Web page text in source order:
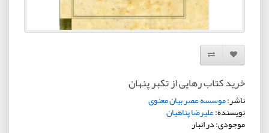
افزودن به لیست دلخواه
مقایسه این محصول
خرید کتاب رهایی از تکبر پنهان
ناشر:موسسه عصر بیان معنوی
نویسنده:علیرضا پناهیان
موجودی: در انبار